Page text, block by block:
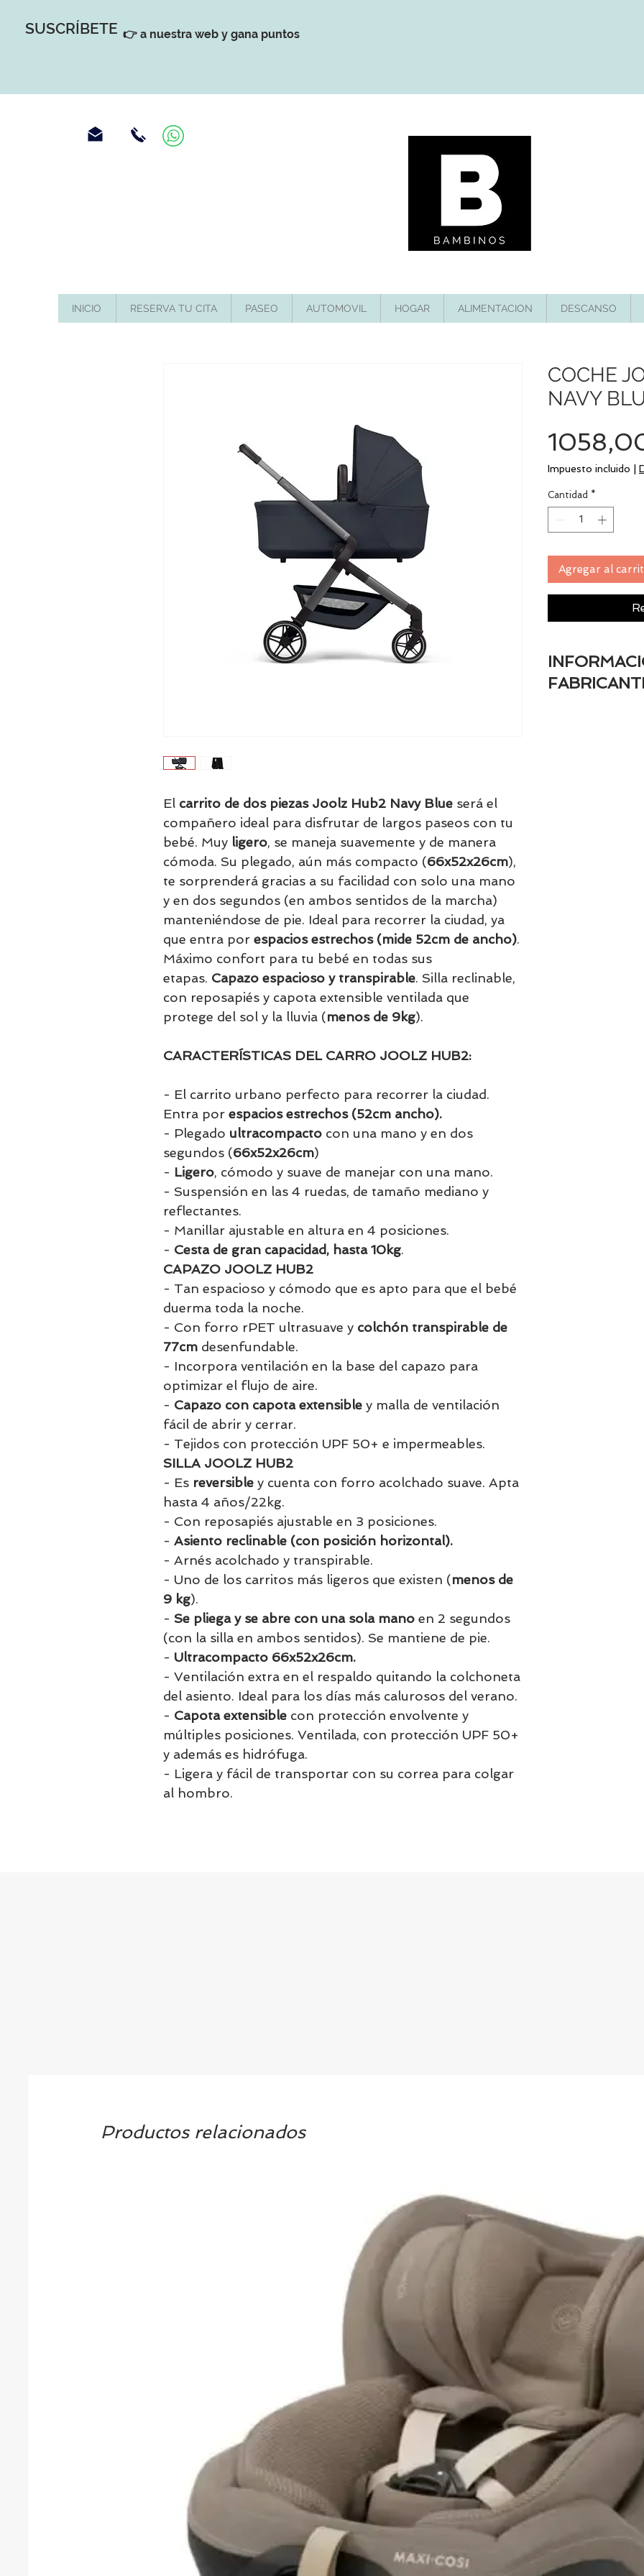
SUSCRÍBETE 👉 a nuestra web y gana puntos
INICIO RESERVA TU CITA PASEO AUTOMOVIL HOGAR ALIMENTACION DESCANSO
El carrito de dos piezas Joolz Hub2 Navy Blue será el
compañero ideal para disfrutar de largos paseos con tu
bebé. Muy ligero, se maneja suavemente y de manera
cómoda. Su plegado, aún más compacto (66x52x26cm),
te sorprenderá gracias a su facilidad con solo una mano
y en dos segundos (en ambos sentidos de la marcha)
manteniéndose de pie. Ideal para recorrer la ciudad, ya
que entra por espacios estrechos (mide 52cm de ancho).
Máximo confort para tu bebé en todas sus
etapas. Capazo espacioso y transpirable. Silla reclinable,
con reposapiés y capota extensible ventilada que
protege del sol y la lluvia (menos de 9kg).
CARACTERÍSTICAS DEL CARRO JOOLZ HUB2:
- El carrito urbano perfecto para recorrer la ciudad.
Entra por espacios estrechos (52cm ancho).
- Plegado ultracompacto con una mano y en dos
segundos (66x52x26cm)
- Ligero, cómodo y suave de manejar con una mano.
- Suspensión en las 4 ruedas, de tamaño mediano y
reflectantes.
- Manillar ajustable en altura en 4 posiciones.
- Cesta de gran capacidad, hasta 10kg.
CAPAZO JOOLZ HUB2
- Tan espacioso y cómodo que es apto para que el bebé
duerma toda la noche.
- Con forro rPET ultrasuave y colchón transpirable de
77cm desenfundable.
- Incorpora ventilación en la base del capazo para
optimizar el flujo de aire.
- Capazo con capota extensible y malla de ventilación
fácil de abrir y cerrar.
- Tejidos con protección UPF 50+ e impermeables.
SILLA JOOLZ HUB2
- Es reversible y cuenta con forro acolchado suave. Apta
hasta 4 años/22kg.
- Con reposapiés ajustable en 3 posiciones.
- Asiento reclinable (con posición horizontal).
- Arnés acolchado y transpirable.
- Uno de los carritos más ligeros que existen (menos de
9 kg).
- Se pliega y se abre con una sola mano en 2 segundos
(con la silla en ambos sentidos). Se mantiene de pie.
- Ultracompacto 66x52x26cm.
- Ventilación extra en el respaldo quitando la colchoneta
del asiento. Ideal para los días más calurosos del verano.
- Capota extensible con protección envolvente y
múltiples posiciones. Ventilada, con protección UPF 50+
y además es hidrófuga.
- Ligera y fácil de transportar con su correa para colgar
al hombro.
COCHE
NAVY
Impuesto incluido
Cantidad *
Agregar al
Productos relacionados